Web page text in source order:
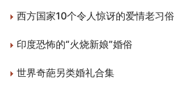
西方国家10个令人惊讶的爱情老习俗
印度恐怖的“火烧新娘”婚俗
世界奇葩另类婚礼合集